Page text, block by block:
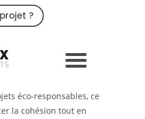
?
votre team
qui a du sens, en
et
respect de
éco-responsables, ce
la cohésion tout en